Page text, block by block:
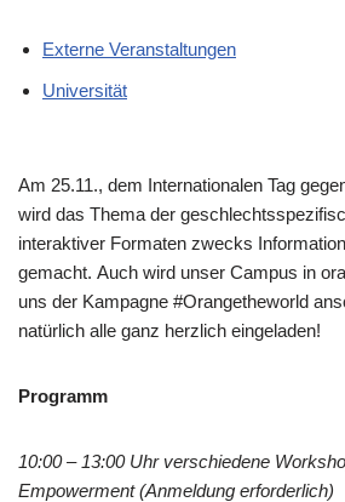
Externe Veranstaltungen
Universität
Am 25.11., dem Internationalen Tag
wird das Thema der
interaktiver Formaten zwecks
gemacht. Auch wird unser Campus in
uns der Kampagne #Orangetheworld
natürlich alle ganz herzlich eingeladen!
Programm
10:00 – 13:00 Uhr verschiedene
Empowerment (Anmeldung erforderlich)